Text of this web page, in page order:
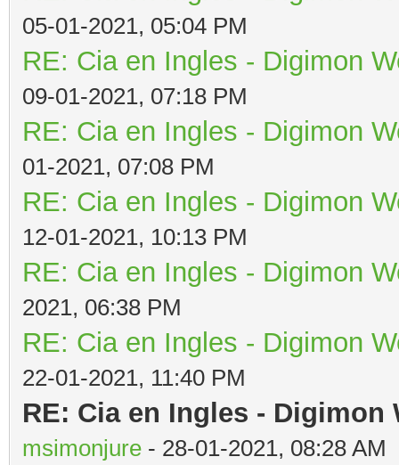
05-01-2021, 05:04 PM
RE: Cia en Ingles - Digimon
09-01-2021, 07:18 PM
RE: Cia en Ingles - Digimon
01-2021, 07:08 PM
RE: Cia en Ingles - Digimon
12-01-2021, 10:13 PM
RE: Cia en Ingles - Digimon
2021, 06:38 PM
RE: Cia en Ingles - Digimon
22-01-2021, 11:40 PM
RE: Cia en Ingles - Digimon
msimonjure - 28-01-2021, 08:28 AM